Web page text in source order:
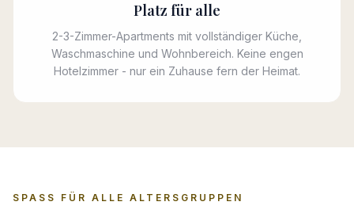
Platz für alle
2-3-Zimmer-Apartments mit vollständiger Küche,
Waschmaschine und Wohnbereich. Keine engen
Hotelzimmer - nur ein Zuhause fern der Heimat.
SPASS FÜR ALLE ALTERSGRUPPEN